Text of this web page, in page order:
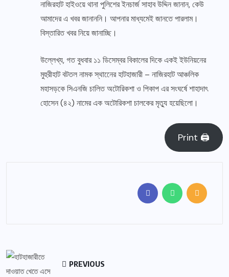
নাজিরহাট হাইওয়ে থানা পুলিশের ইনচার্জ সাহাব উদ্দিন জানান, কেউ
আমাদের এ খবর জানাননি। আপনার মাধ্যমেই জানতে পারলাম।
বিস্তারিত খবর নিয়ে জানাচ্ছি।
উল্লেখ্য, গত বুধবার ১১ ডিসেম্বর বিকালের দিকে একই ইউনিয়নের
মুহুরীহাট বটতল নামক স্থানেের হাটহাজারী – নাজিরহাট আঞ্চলিক
মহাসড়কে সিএনজি চালিত অটোরিকশা ও পিকাপ এর সংঘর্ষে শাহাদাৎ
হোসেন (৪২) নামের এক অটোরিকশা চালকের মৃত্যু হয়েছিলো।
Print 🖨
PREVIOUS